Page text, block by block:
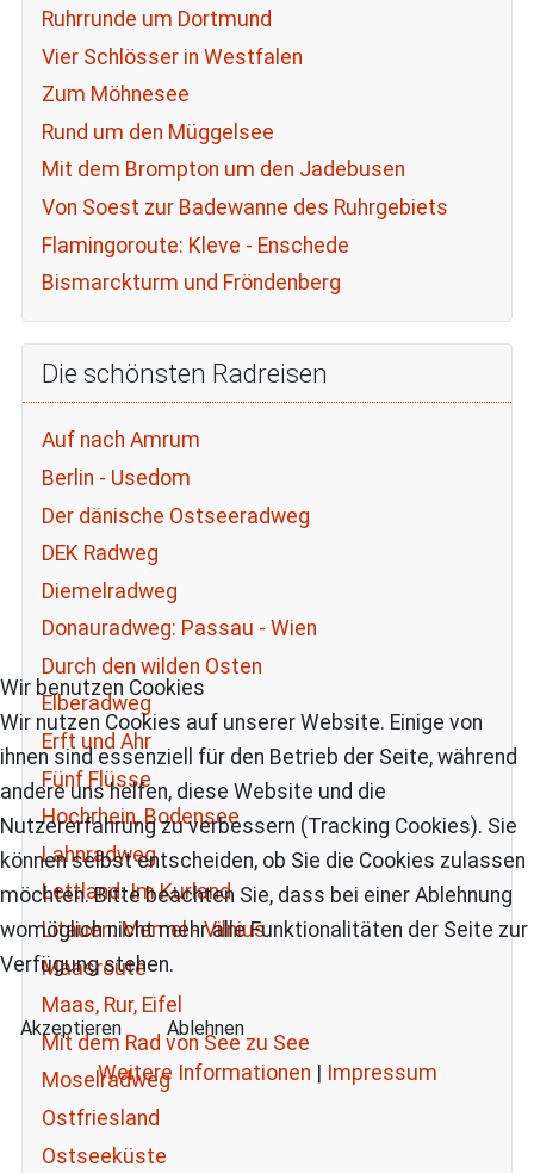
Ruhrrunde um Dortmund
Vier Schlösser in Westfalen
Zum Möhnesee
Rund um den Müggelsee
Mit dem Brompton um den Jadebusen
Von Soest zur Badewanne des Ruhrgebiets
Flamingoroute: Kleve - Enschede
Bismarckturm und Fröndenberg
Die schönsten Radreisen
Auf nach Amrum
Berlin - Usedom
Der dänische Ostseeradweg
DEK Radweg
Diemelradweg
Donauradweg: Passau - Wien
Durch den wilden Osten
Elberadweg
Erft und Ahr
Fünf Flüsse
Hochrhein, Bodensee
Lahnradweg
Lettland: Im Kurland
Litauen: Memel - Vilnius
Maasroute
Maas, Rur, Eifel
Mit dem Rad von See zu See
Moselradweg
Ostfriesland
Ostseeküste
Wir benutzen Cookies
Wir nutzen Cookies auf unserer Website. Einige von
ihnen sind essenziell für den Betrieb der Seite, während
andere uns helfen, diese Website und die
Nutzererfahrung zu verbessern (Tracking Cookies). Sie
können selbst entscheiden, ob Sie die Cookies zulassen
möchten. Bitte beachten Sie, dass bei einer Ablehnung
womöglich nicht mehr alle Funktionalitäten der Seite zur
Verfügung stehen.
Akzeptieren Ablehnen
Weitere Informationen | Impressum